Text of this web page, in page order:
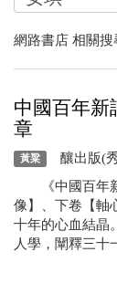
網路書店 相關
中國百年新
章
黃粱 釀出版(秀
《中國百年新
像】、下卷【軸
十年的心血結晶
人學，闡釋三十